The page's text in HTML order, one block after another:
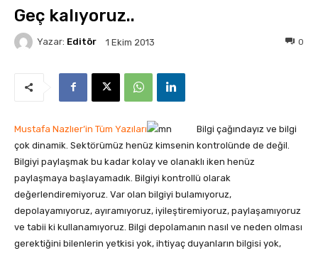
Geç kalıyoruz..
Yazar: Editör 1 Ekim 2013 0
Mustafa Nazlıer’in Tüm Yazıları
Bilgi çağındayız ve bilgi
çok dinamik. Sektörümüz henüz kimsenin kontrolünde de değil.
Bilgiyi paylaşmak bu kadar kolay ve olanaklı iken henüz
paylaşmaya başlayamadık. Bilgiyi kontrollü olarak
değerlendiremiyoruz. Var olan bilgiyi bulamıyoruz,
depolayamıyoruz, ayıramıyoruz, iyileştiremiyoruz, paylaşamıyoruz
ve tabii ki kullanamıyoruz. Bilgi depolamanın nasıl ve neden olması
gerektiğini bilenlerin yetkisi yok, ihtiyaç duyanların bilgisi yok,